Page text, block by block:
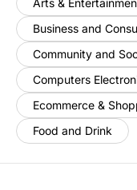
Arts &
Business and
Community and
Computers
Ecommerce &
Food and Drink